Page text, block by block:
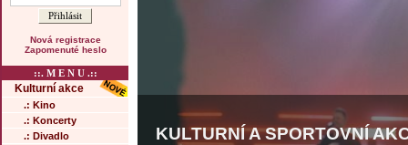
Nová registrace
Zapomenuté heslo
::. M E N U .::
Kulturní akce
.: Kino
.: Koncerty
.: Divadlo
KULTURNÍ A SPORTOVNÍ